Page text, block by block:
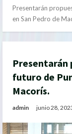
Presentarán
en San Pedro de
Presentarán
futuro de
Macorís.
admin junio 28,